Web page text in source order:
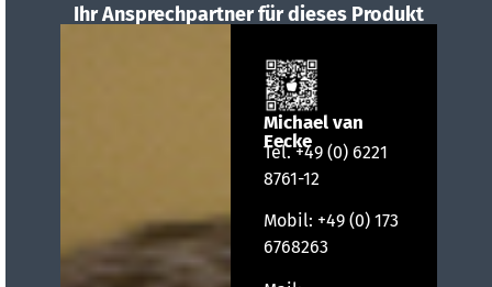
Ihr Ansprechpartner für dieses Produkt
Michael van
Eecke
Tel.+49 (0) 6221
8761-12
Mobil: +49 (0) 173
6768263